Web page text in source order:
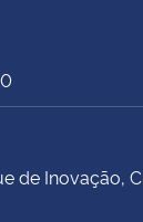
de Inovação,